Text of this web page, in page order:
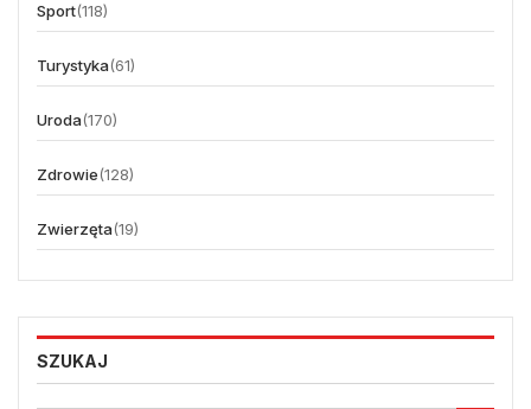
Sport(118)
Turystyka(61)
Uroda(170)
Zdrowie(128)
Zwierzęta(19)
SZUKAJ